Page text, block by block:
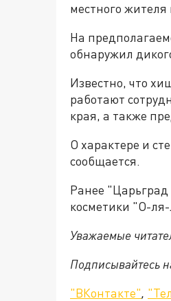
местного
На
обнаружил
Известно, что
работают
края, а также
О характере и
сообщается.
Ранее "Царьград
косметики "О-
Уважаемые
Подписывайтесь
"ВКонтакте",